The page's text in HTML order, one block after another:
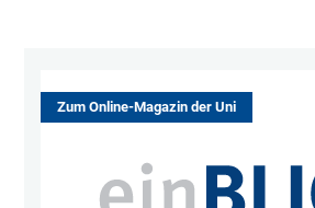
Zum Online-Magazin der Uni